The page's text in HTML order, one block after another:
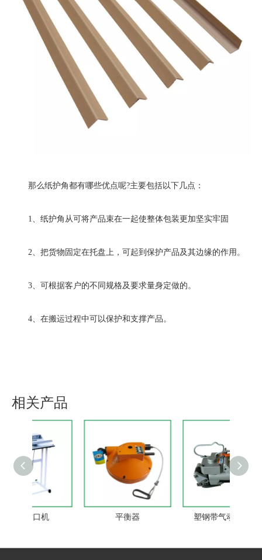
那么纸护角都有哪些优点呢?主要包括以下几点：
1、纸护角从可将产品束在一起使整体包装更加坚实牢固
2、把货物固定在托盘上，可起到保护产品及其边缘的作用。
3、可根据客户的不同规格及要求量身定做的。
4、在搬运过程中可以保护和支撑产品。
相关产品
塑钢带气动打包机